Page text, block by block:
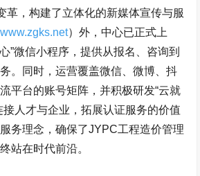
革，构建了立体化的新媒体宣传与服
www.zgks.net）外，中心已正式上
”微信小程序，提供从报名、咨询到
。同时，运营覆盖微信、微博、抖
平台的账号矩阵，并积极研发“云就
人才与企业，拓展认证服务的价值
务理念，确保了JYPC工程造价管理
站在时代前沿。